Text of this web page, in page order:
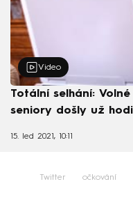
Video
Totální selhání:
seniory došly už
15. led 2021, 10:11
Twitter očkování